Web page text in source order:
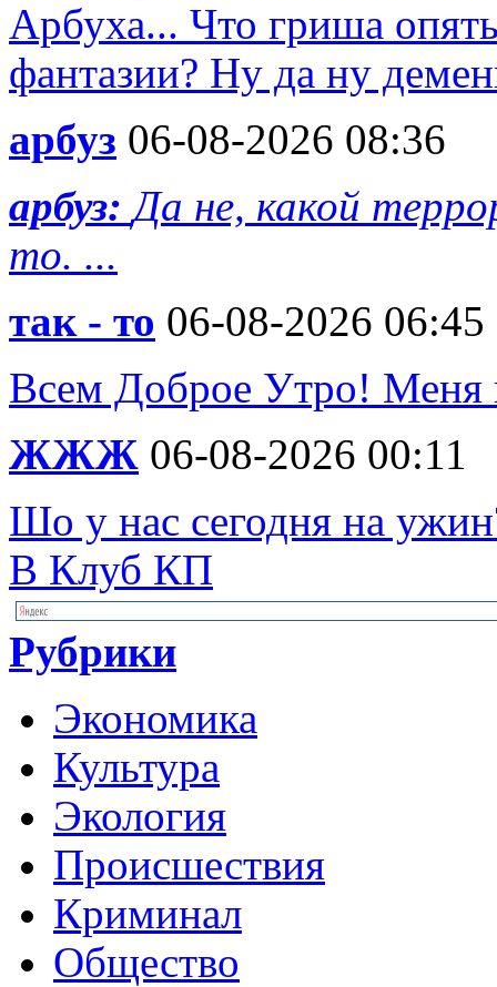
Арбуха... Что гриша
фантазии? Ну да ну
арбуз 06-08-2026 08:36
арбуз:Да не, какой
то. ...
так - то 06-08-2026 06:45
Всем Доброе Утро! Меня
ЖЖЖ 06-08-2026 00:11
Шо у нас сегодня на
В Клуб КП
Рубрики
Экономика
Культура
Экология
Происшествия
Криминал
Общество